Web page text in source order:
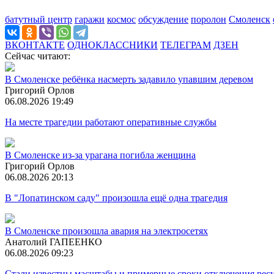
батутный центр гаражи космос обсуждение поролон Смоленск
ВКОНТАКТЕ ОДНОКЛАССНИКИ ТЕЛЕГРАМ ДЗЕН
Сейчас читают:
В Смоленске ребёнка насмерть задавило упавшим деревом
Григорий Орлов
06.08.2026 19:49
На месте трагедии работают оперативные службы
В Смоленске из-за урагана погибла женщина
Григорий Орлов
06.08.2026 20:13
В "Лопатинском саду" произошла ещё одна трагедия
В Смоленске произошла авария на электросетях
Анатолий ГАПЕЕНКО
06.08.2026 09:23